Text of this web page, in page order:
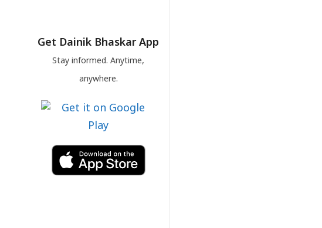
Get Dainik Bhaskar App
Stay informed. Anytime,
anywhere.